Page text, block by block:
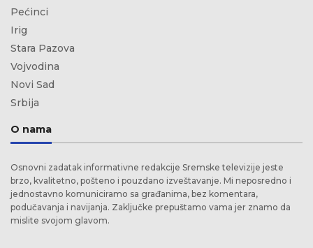
Pećinci
Irig
Stara Pazova
Vojvodina
Novi Sad
Srbija
O nama
Osnovni zadatak informativne redakcije Sremske televizije jeste
brzo, kvalitetno, pošteno i pouzdano izveštavanje. Mi neposredno i
jednostavno komuniciramo sa građanima, bez komentara,
podučavanja i navijanja. Zaključke prepuštamo vama jer znamo da
mislite svojom glavom.